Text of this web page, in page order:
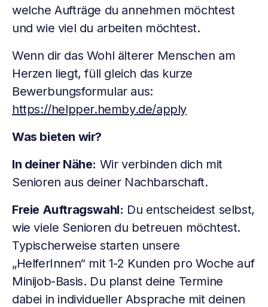
welche Aufträge du annehmen möchtest
und wie viel du arbeiten möchtest.
Wenn dir das Wohl älterer Menschen am
Herzen liegt, füll gleich das kurze
Bewerbungsformular aus:
https://helpper.hemby.de/apply
Was bieten wir?
In deiner Nähe: Wir verbinden dich mit
Senioren aus deiner Nachbarschaft.
Freie Auftragswahl: Du entscheidest selbst,
wie viele Senioren du betreuen möchtest.
Typischerweise starten unsere
„HelferInnen“ mit 1-2 Kunden pro Woche auf
Minijob-Basis. Du planst deine Termine
dabei in individueller Absprache mit deinen